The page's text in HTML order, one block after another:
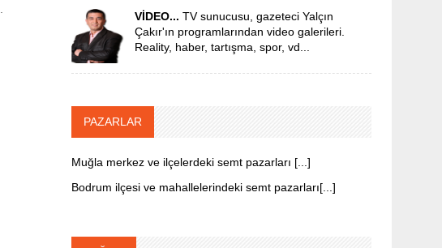
VİDEO... TV sunucusu, gazeteci Yalçın
Çakır'ın programlarından video galerileri.
Reality, haber, tartışma, spor, vd...
PAZARLAR
Muğla merkez ve ilçelerdeki semt pazarları [...]
Bodrum ilçesi ve mahallelerindeki semt pazarları[...]